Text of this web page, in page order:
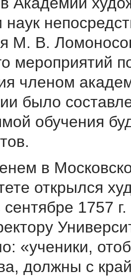
М. В.
мероприятий
членом
было
обучения
в
открылся
сентябре 1757
«ученики,
должны с